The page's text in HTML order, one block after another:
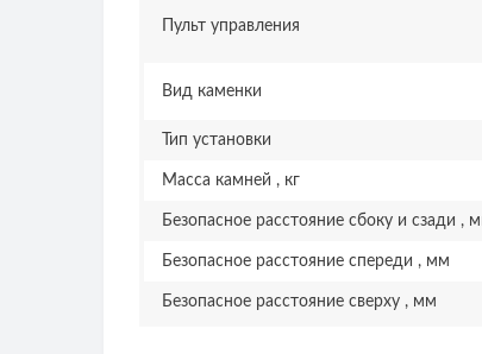
Пульт управления
Вид каменки
Тип установки
Масса камней , кг
Безопасное расстояние сбоку и сзади ,
Безопасное расстояние спереди , мм
Безопасное расстояние сверху , мм